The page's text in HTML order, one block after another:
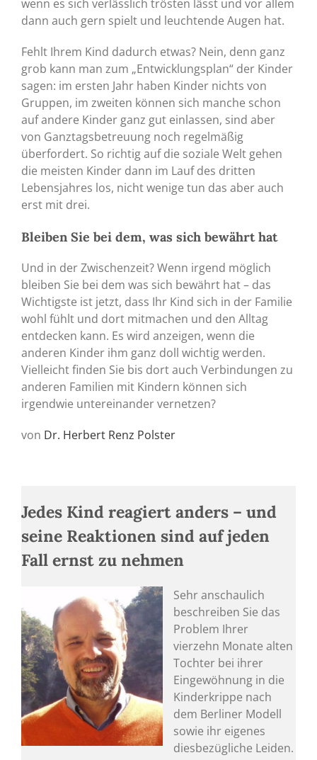
wenn es sich verlässlich trösten lässt und vor allem
dann auch gern spielt und leuchtende Augen hat.
Fehlt Ihrem Kind dadurch etwas? Nein, denn ganz
grob kann man zum „Entwicklungsplan“ der Kinder
sagen: im ersten Jahr haben Kinder nichts von
Gruppen, im zweiten können sich manche schon
auf andere Kinder ganz gut einlassen, sind aber
von Ganztagsbetreuung noch regelmäßig
überfordert. So richtig auf die soziale Welt gehen
die meisten Kinder dann im Lauf des dritten
Lebensjahres los, nicht wenige tun das aber auch
erst mit drei.
Bleiben Sie bei dem, was sich bewährt hat
Und in der Zwischenzeit? Wenn irgend möglich
bleiben Sie bei dem was sich bewährt hat – das
Wichtigste ist jetzt, dass Ihr Kind sich in der Familie
wohl fühlt und dort mitmachen und den Alltag
entdecken kann. Es wird anzeigen, wenn die
anderen Kinder ihm ganz doll wichtig werden.
Vielleicht finden Sie bis dort auch Verbindungen zu
anderen Familien mit Kindern können sich
irgendwie untereinander vernetzen?
von Dr. Herbert Renz Polster
Jedes Kind reagiert anders – und
seine Reaktionen sind auf jeden
Fall ernst zu nehmen
Sehr anschaulich
beschreiben Sie das
Problem Ihrer
vierzehn Monate alten
Tochter bei ihrer
Eingewöhnung in die
Kinderkrippe nach
dem Berliner Modell
sowie ihr eigenes
diesbezügliche Leiden.